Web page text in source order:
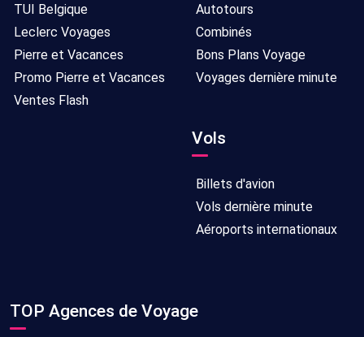
TUI Belgique
Leclerc Voyages
Pierre et Vacances
Promo Pierre et Vacances
Ventes Flash
Autotours
Combinés
Bons Plans Voyage
Voyages dernière minute
Vols
Billets d'avion
Vols dernière minute
Aéroports internationaux
TOP Agences de Voyage